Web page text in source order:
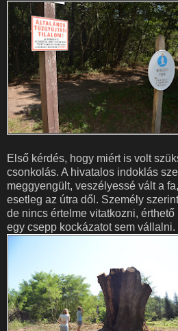
Első kérdés, hogy miért is volt
csonkolás. A hivatalos indoklás
meggyengült, veszélyessé vált a
esetleg az útra dől. Személy
de nincs értelme vitatkozni,
egy csepp kockázatot sem vállalni.